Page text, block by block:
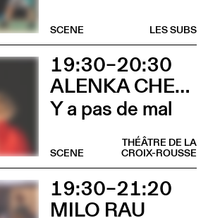
LES SUBS
SCENE
19:30–20:30
ALENKA CHENUZ & AMÉLIE VIDON
Y a pas de mal
THÉÂTRE DE LA
CROIX-ROUSSE
SCENE
19:30–21:20
MILO RAU